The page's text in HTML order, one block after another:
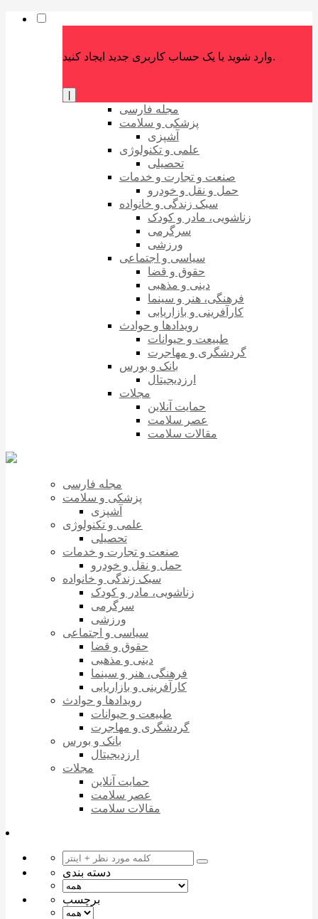
وارد شوید یا یک حساب کاربری جدید ایجاد کنید.
مجله فارسی
پزشکی و سلامت
آشپزی
علمی و تکنولوژی
تحصیلی
صنعت و تجارت و خدمات
حمل و نقل و خودرو
سبک زندگی و خانواده
زناشویی، مادر و کودک
سرگرمی
ورزشی
سیاسی و اجتماعی
حقوق و قضا
دینی و مذهبی
فرهنگی، هنر و سینما
کارآفرینی و بازاریابی
رویدادها و حوادث
طبیعت و حیوانات
گردشگری و مهاجرت
بانک و بورس
ارزدیجیتال
مجلات
حمایت آنلاین
عصر سلامت
مقالات سلامت
مجله فارسی
پزشکی و سلامت
آشپزی
علمی و تکنولوژی
تحصیلی
صنعت و تجارت و خدمات
حمل و نقل و خودرو
سبک زندگی و خانواده
زناشویی، مادر و کودک
سرگرمی
ورزشی
سیاسی و اجتماعی
حقوق و قضا
دینی و مذهبی
فرهنگی، هنر و سینما
کارآفرینی و بازاریابی
رویدادها و حوادث
طبیعت و حیوانات
گردشگری و مهاجرت
بانک و بورس
ارزدیجیتال
مجلات
حمایت آنلاین
عصر سلامت
مقالات سلامت
دسته بندی
برچسب